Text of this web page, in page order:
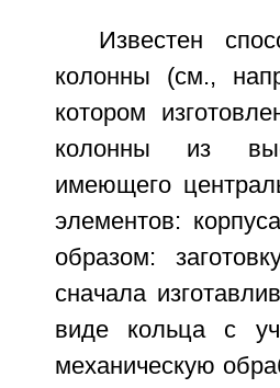
Известен
колонны (см.,
котором
колонны из
имеющего
элементов:
образом:
сначала
виде кольца с
механическую